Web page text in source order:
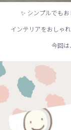
✨ シンプルでも
インテリアをおしゃ
今回
☔ 雨の日で